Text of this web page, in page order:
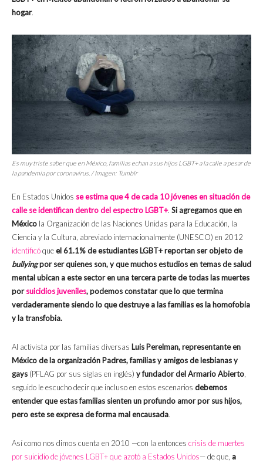
hogar.
Es muy triste saber que en México, familias echan a sus hijos LGBT+ a la calle a pesar de
la pandemia por coronavirus. / Imagen: Tumblr
En Estados Unidos se estima que 4 de cada 10 jóvenes en situación de
calle se identifican dentro del espectro LGBT+. Si agregamos que en
México la Organización de las Naciones Unidas para la Educación, la
Ciencia y la Cultura, abreviado internacionalmente (UNESCO) en 2012
identificóqueel 61.1% de estudiantes LGBT+ reportan ser objeto de
bullyingpor ser quienes son, y que muchos estudios en temas de salud
mental ubican a este sector en una tercera parte de todas las muertes
porsuicidios juveniles, podemos constatar que lo que termina
verdaderamente siendo lo que destruye a las familias es la homofobia
y la transfobia.
Al activista por las familias diversas Luis Perelman, representante en
México de la organización Padres, familias y amigos de lesbianas y
gays (PFLAG por sus siglas en inglés) y fundador del Armario Abierto
seguido le escucho decir que incluso en estos escenarios debemos
entender que estas familias sienten un profundo amor por sus hijos,
pero este se expresa de forma mal encausada.
Así como nos dimos cuenta en 2010 —con la entonces crisis de muertes
por suicidio de jóvenes LGBT+ que azotó a Estados Unidos— de que, a